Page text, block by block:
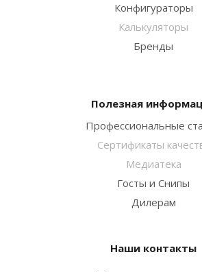
Конфигураторы
Калькуляторы
Бренды
Полезная
Профессиональные
Сертификаты
Медиатека
Госты и Снипы
Дилерам
Наши контакты